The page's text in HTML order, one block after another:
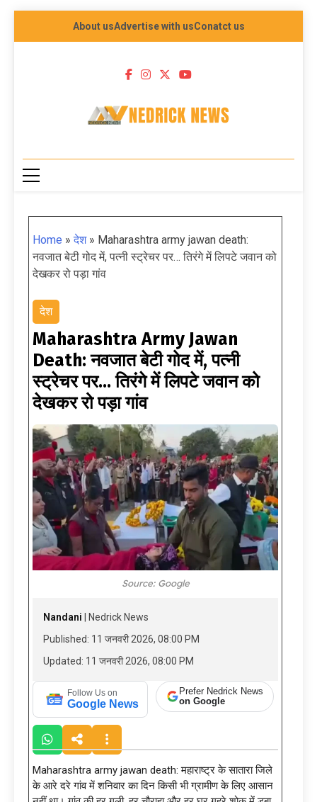
About usAdvertise with usConatct us
NEDRICK NEWS
Home »देश» Maharashtra army jawan death:
नवजात बेटी गोद में, पत्नी स्ट्रेचर पर… तिरंगे में लिपटे जवान को
देखकर रो पड़ा गांव
देश
Maharashtra Army Jawan
Death: नवजात बेटी गोद में, पत्नी
स्ट्रेचर पर… तिरंगे में लिपटे जवान को
देखकर रो पड़ा गांव
Source: Google
Nandani | Nedrick News
Published: 11 जनवरी 2026, 08:00 PM
Updated: 11 जनवरी 2026, 08:00 PM
Follow Us on
Google News
Prefer Nedrick News
on Google
Maharashtra army jawan death: महाराष्ट्र के सातारा जिले
के आरे दरे गांव में शनिवार का दिन किसी भी ग्रामीण के लिए आसान